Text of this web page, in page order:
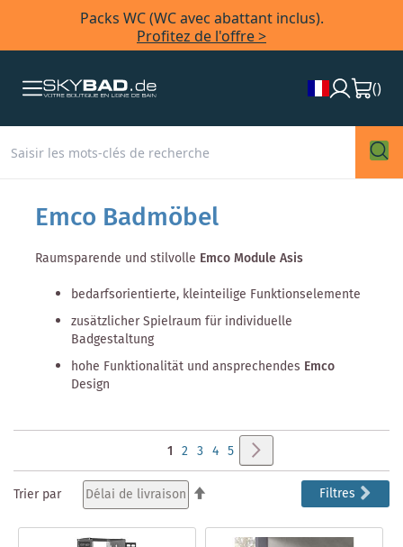
Packs WC (WC avec abattant inclus).
Profitez de l'offre >
()
Emco Badmöbel
Raumsparende und stilvolle Emco Module Asis
bedarfsorientierte, kleinteilige Funktionselemente
zusätzlicher Spielraum für individuelle
Badgestaltung
hohe Funktionalität und ansprechendes Emco
Design
Vous
lisez
actuellement
1 Page
2 Page
3 Page
4 Page
5
Trier par
décroissant
Filtres